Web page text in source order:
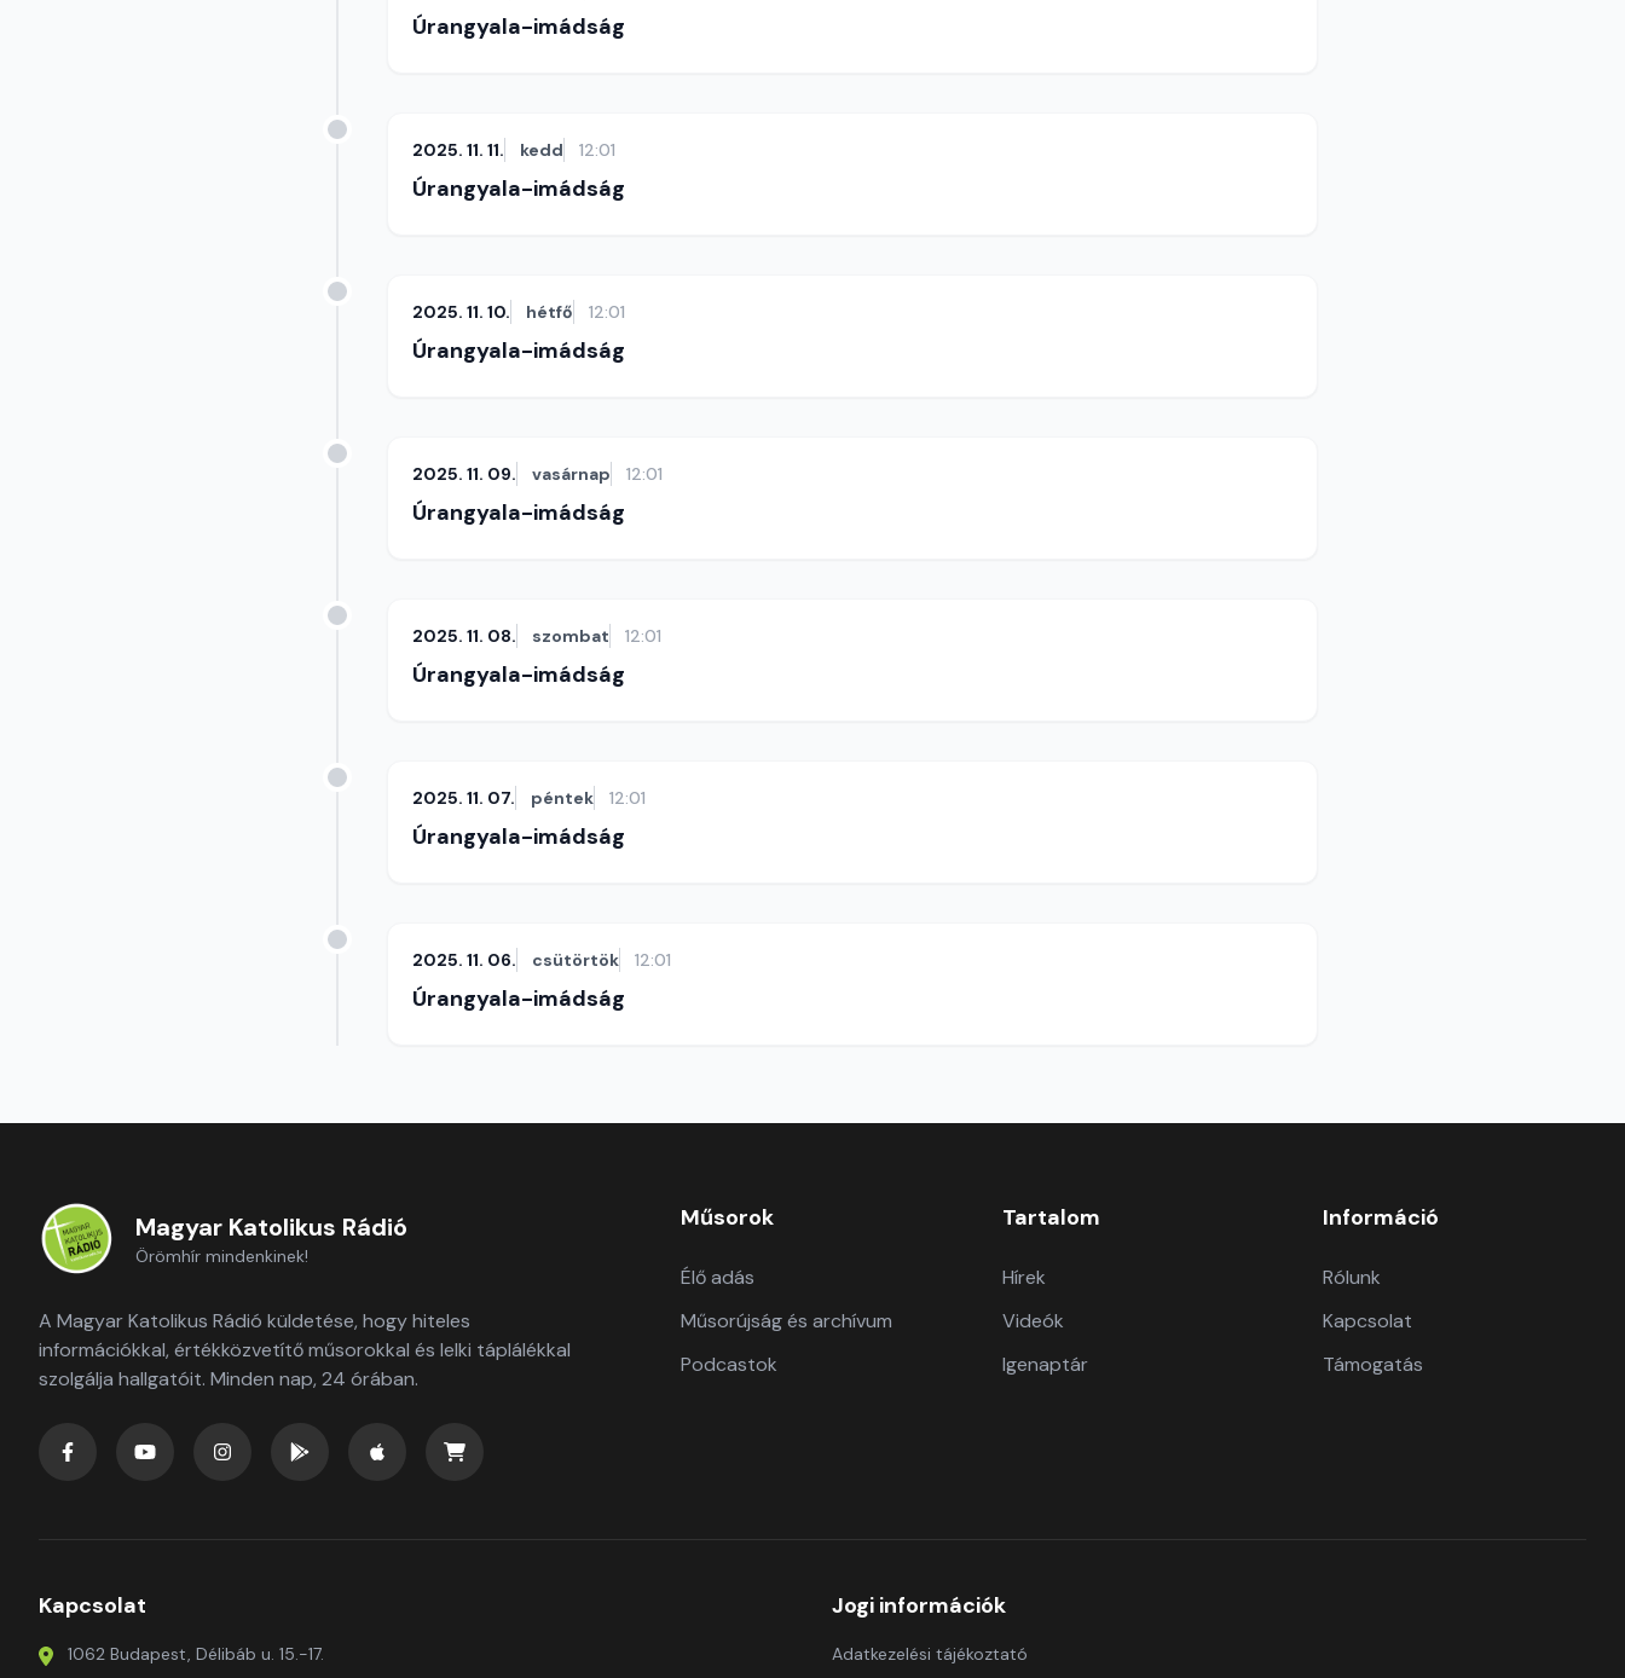
Úrangyala-imádság
2025. 11. 11. kedd 12:01
Úrangyala-imádság
2025. 11. 10. hétfő 12:01
Úrangyala-imádság
2025. 11. 09. vasárnap 12:01
Úrangyala-imádság
2025. 11. 08. szombat 12:01
Úrangyala-imádság
2025. 11. 07. péntek 12:01
Úrangyala-imádság
2025. 11. 06. csütörtök 12:01
Úrangyala-imádság
Magyar Katolikus Rádió
Örömhír mindenkinek!
A Magyar Katolikus Rádió küldetése, hogy hiteles
információkkal, értékközvetítő műsorokkal és lelki táplálékkal
szolgálja hallgatóit. Minden nap, 24 órában.
Műsorok
Élő adás
Műsorújság és archívum
Podcastok
Tartalom
Hírek
Videók
Igenaptár
Információ
Rólunk
Kapcsolat
Támogatás
Kapcsolat
1062 Budapest, Délibáb u. 15.-17.
Jogi információk
Adatkezelési tájékoztató